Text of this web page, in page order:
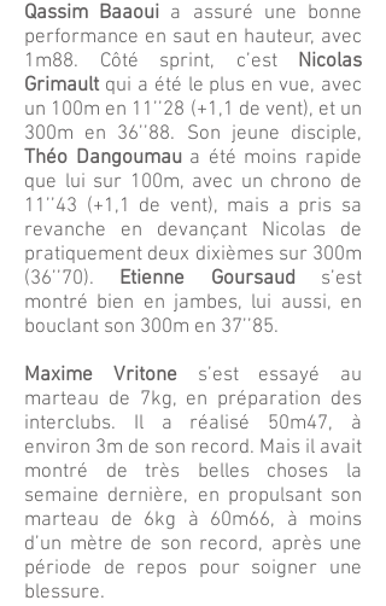
Qassim Baaoui a assuré une bonne
performance en saut en hauteur, avec
1m88. Côté sprint, c’est Nicolas
Grimaultqui a été le plus en vue, avec
un 100m en 11’’28 (+1,1 de vent), et un
300m en 36’’88. Son jeune disciple,
Théo Dangoumaua été moins rapide
que lui sur 100m, avec un chrono de
11’’43 (+1,1 de vent), mais a pris sa
revanche en devançant Nicolas de
pratiquement deux dixièmes sur 300m
(36’’70). Etienne Goursauds’est
montré bien en jambes, lui aussi, en
bouclant son 300m en 37’’85.
Maxime Vritones’est essayé au
marteau de 7kg, en préparation des
interclubs. Il a réalisé 50m47, à
environ 3m de son record. Mais il avait
montré de très belles choses la
semaine dernière, en propulsant son
marteau de 6kg à 60m66, à moins
d’un mètre de son record, après une
période de repos pour soigner une
blessure.